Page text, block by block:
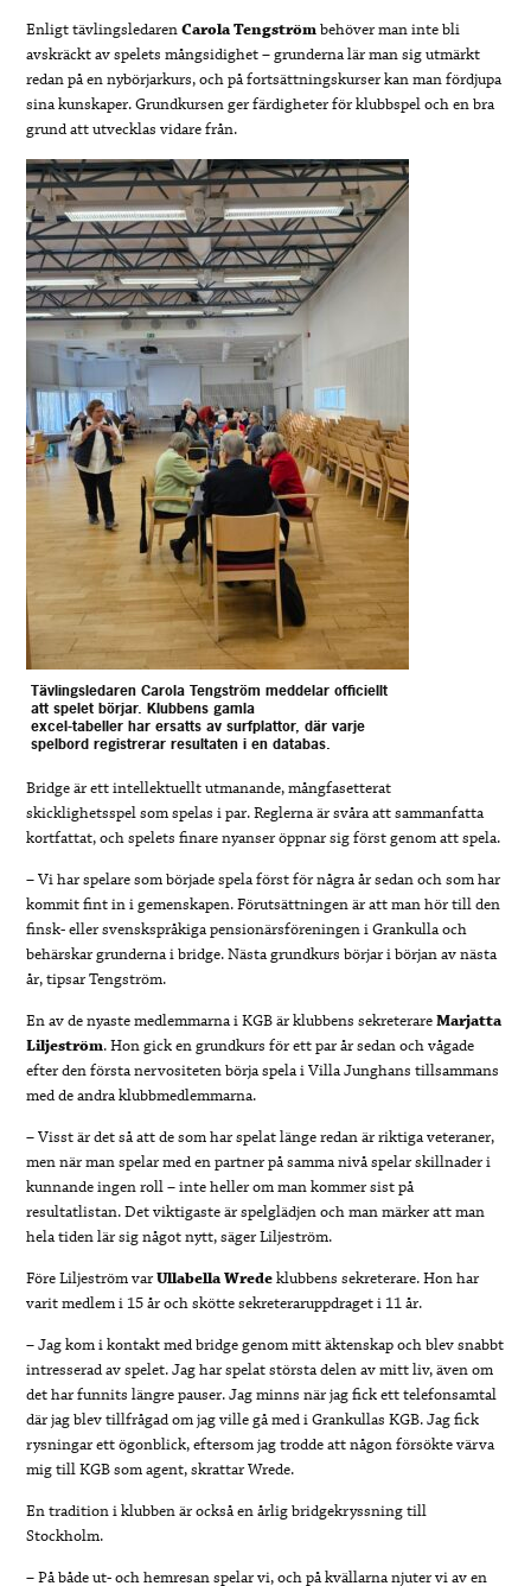
Enligt tävlingsledarenCarola Tengströmbehöver man inte bli
avskräckt av spelets mångsidighet – grunderna lär man sig utmärkt
redan på en nybörjarkurs, och på fortsättningskurser kan man fördjupa
sina kunskaper. Grundkursen ger färdigheter för klubbspel och en bra
grund att utvecklas vidare från.
Tävlingsledaren Carola Tengström meddelar officiellt
att spelet börjar. Klubbens gamla
excel-tabeller har ersatts av surfplattor, där varje
spelbord registrerar resultaten i en databas.
Bridge är ett intellektuellt utmanande, mångfasetterat
skicklighetsspel som spelas i par. Reglerna är svåra att sammanfatta
kortfattat, och spelets finare nyanser öppnar sig först genom att spela.
– Vi har spelare som började spela först för några år sedan och som har
kommit fint in i gemenskapen. Förutsättningen är att man hör till den
finsk- eller svenskspråkiga pensionärsföreningen i Grankulla och
behärskar grunderna i bridge. Nästa grundkurs börjar i början av nästa
år, tipsar Tengström.
En av de nyaste medlemmarna i KGB är klubbens sekreterareMarjatta
Liljeström. Hon gick en grundkurs för ett par år sedan och vågade
efter den första nervositeten börja spela i Villa Junghans tillsammans
med de andra klubbmedlemmarna.
– Visst är det så att de som har spelat länge redan är riktiga veteraner,
men när man spelar med en partner på samma nivå spelar skillnader i
kunnande ingen roll – inte heller om man kommer sist på
resultatlistan. Det viktigaste är spelglädjen och man märker att man
hela tiden lär sig något nytt, säger Liljeström.
Före Liljeström varUllabella Wredeklubbens sekreterare. Hon har
varit medlem i 15 år och skötte sekreteraruppdraget i 11 år.
– Jag kom i kontakt med bridge genom mitt äktenskap och blev snabbt
intresserad av spelet. Jag har spelat största delen av mitt liv, även om
det har funnits längre pauser. Jag minns när jag fick ett telefonsamtal
där jag blev tillfrågad om jag ville gå med i Grankullas KGB. Jag fick
rysningar ett ögonblick, eftersom jag trodde att någon försökte värva
mig till KGB som agent, skrattar Wrede.
En tradition i klubben är också en årlig bridgekryssning till
Stockholm.
– På både ut- och hemresan spelar vi, och på kvällarna njuter vi av en